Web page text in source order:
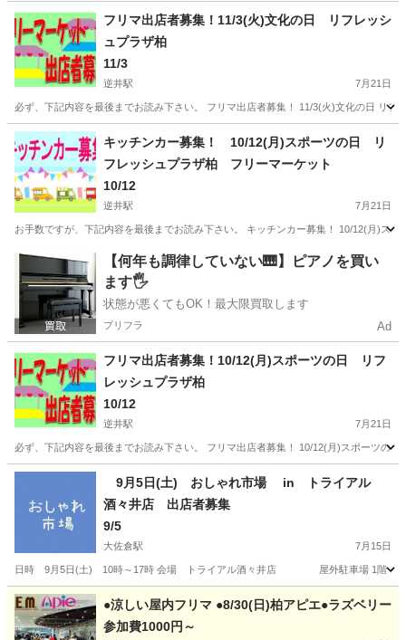
千葉 柏市 逆井駅 フリーマーケット キッチンカー
フリマ出店者募集！11/3(火)文化の日 リフレッシ
ュプラザ柏
11/3
逆井駅 7月21日
必ず、下記内容を最後までお読み下さい。 フリマ出店者募集！ 11/3(火)文化の日 リ
千葉 柏市 逆井駅 フリーマーケット 文化の日
キッチンカー募集！ 10/12(月)スポーツの日 リ
フレッシュプラザ柏 フリーマーケット
10/12
逆井駅 7月21日
お手数ですが、下記内容を最後までお読み下さい。 キッチンカー募集！ 10/12(月)ス
千葉 柏市 逆井駅 フリーマーケット キッチンカー
【何年も調律していない🎹】ピアノを買い
ます🖐️
状態が悪くてもOK！最大限買取します
プリフラ Ad
フリマ出店者募集！10/12(月)スポーツの日 リフ
レッシュプラザ柏
10/12
逆井駅 7月21日
必ず、下記内容を最後までお読み下さい。 フリマ出店者募集！ 10/12(月)スポーツの
千葉 柏市 逆井駅 フリーマーケット キッチンカー
9月5日(土) おしゃれ市場 in トライアル
酒々井店 出店者募集
9/5
大佐倉駅 7月15日
日時 9月5日(土) 10時～17時 会場 トライアル酒々井店 屋外駐車場 1階 ※酒々
千葉 印旛郡 大佐倉駅 フリーマーケット 会場
●涼しい屋内フリマ ●8/30(日)柏アピエ●ラズベリー
参加費1000円～